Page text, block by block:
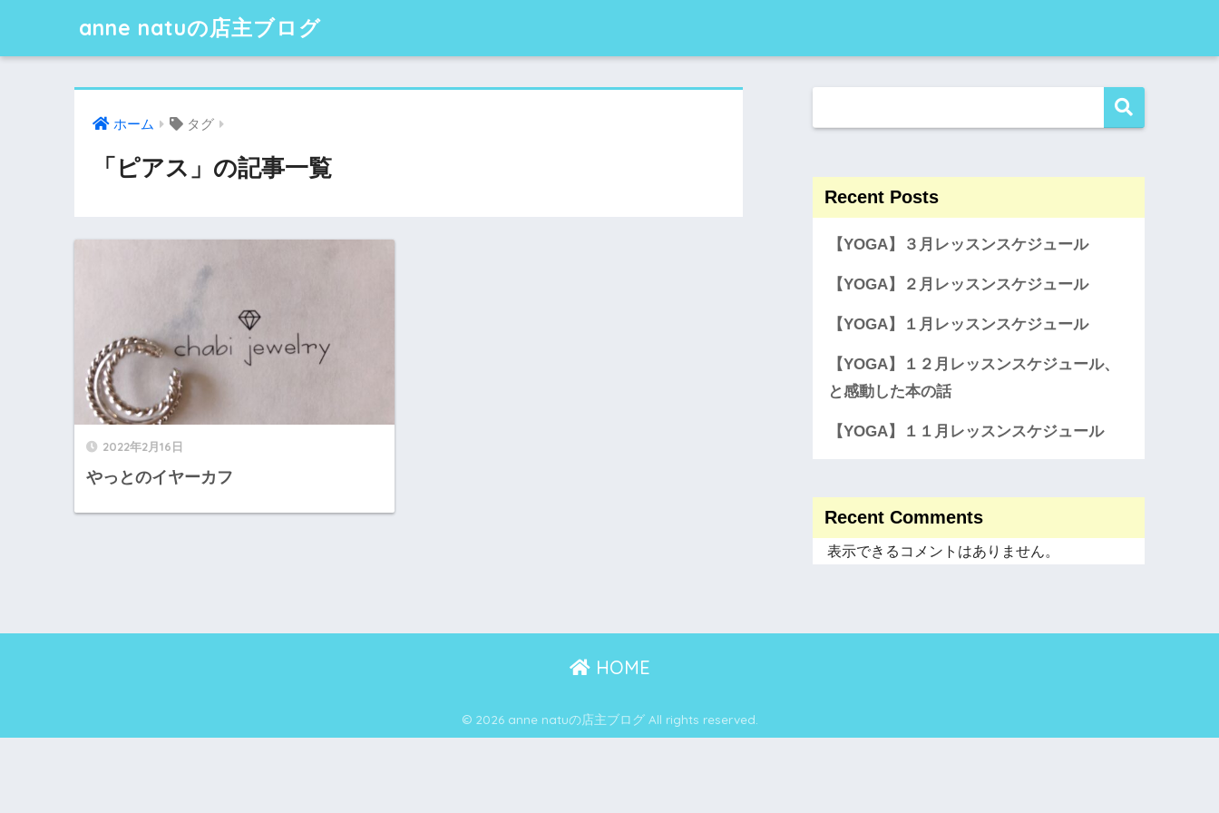
anne natuの店主ブログ
ホーム タグ
「ピアス」の記事一覧
2022年2月16日
やっとのイヤーカフ
Recent Posts
【YOGA】３月レッスンスケジュール
【YOGA】２月レッスンスケジュール
【YOGA】１月レッスンスケジュール
【YOGA】１２月レッスンスケジュール、
と感動した本の話
【YOGA】１１月レッスンスケジュール
Recent Comments
表示できるコメントはありません。
HOME
© 2026 anne natuの店主ブログ All rights reserved.